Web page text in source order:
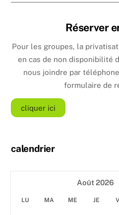
Réserver
Pour les groupes, la
en cas de non disponibilité
nous joindre par
formulaire de
cliquer ici
calendrier
Août 2026
LU MA ME JE